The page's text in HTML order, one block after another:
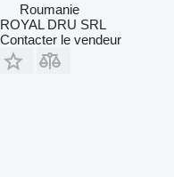
Roumanie
ROYAL DRU SRL
Contacter le vendeur